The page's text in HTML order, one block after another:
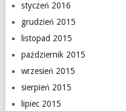
styczeń 2016
grudzień 2015
listopad 2015
październik 2015
wrzesień 2015
sierpień 2015
lipiec 2015